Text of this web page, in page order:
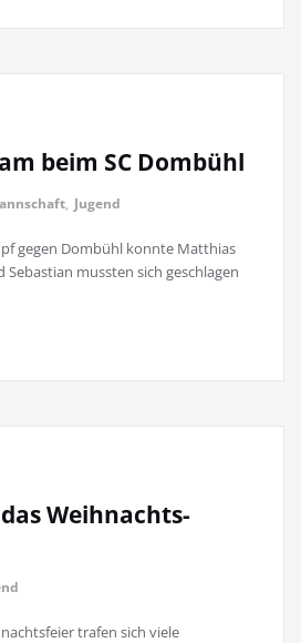
beim SC Dombühl
, Jugend
gegen Dombühl konnte Matthias
Sebastian mussten sich geschlagen
Weihnachts-
trafen sich viele